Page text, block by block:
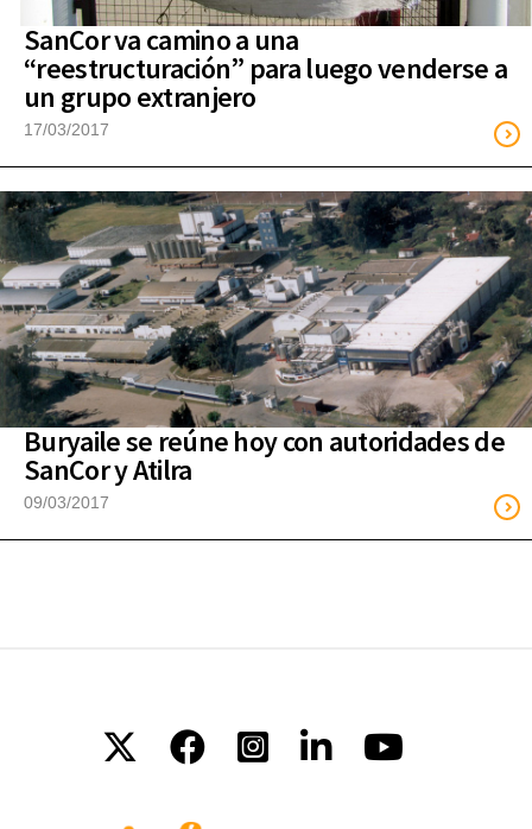
SanCor va camino a una
“reestructuración” para luego venderse a
un grupo extranjero
17/03/2017
Buryaile se reúne hoy con autoridades de
SanCor y Atilra
09/03/2017